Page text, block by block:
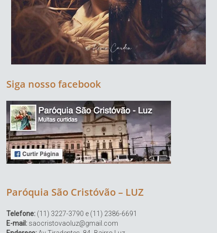
Siga nosso facebook
Paróquia São Cristóvão – LUZ
Telefone: (11) 3227-3790 e (11) 2386-6691
E-mail: saocristovaoluz@gmail.com